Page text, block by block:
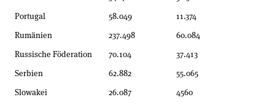
Portugal
58.049
11.374
Rumänien
237.498
60.084
Russische Föderation
70.104
37.413
Serbien
62.882
55.065
Slowakei
26.087
4560